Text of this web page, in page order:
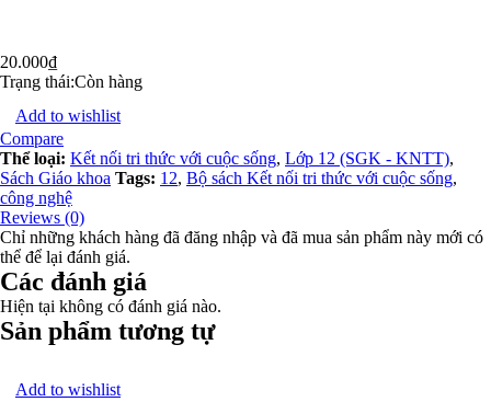
20.000₫
Trạng thái:Còn hàng
Add to wishlist
Compare
Thể loại: Kết nối tri thức với cuộc sống, Lớp 12 (SGK - KNTT),
Sách Giáo khoa Tags: 12, Bộ sách Kết nối tri thức với cuộc sống,
công nghệ
Reviews (0)
Chỉ những khách hàng đã đăng nhập và đã mua sản phẩm này mới có
thể để lại đánh giá.
Các đánh giá
Hiện tại không có đánh giá nào.
Sản phẩm tương tự
Add to wishlist